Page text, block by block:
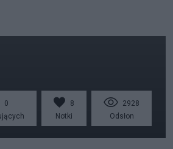
0
8
Notki
2928
Odsłon